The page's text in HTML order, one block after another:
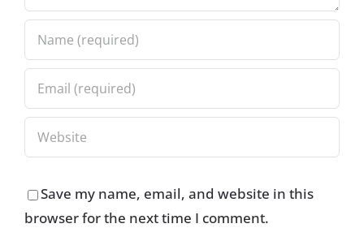
Save my name, email, and website in this
browser for the next time I comment.